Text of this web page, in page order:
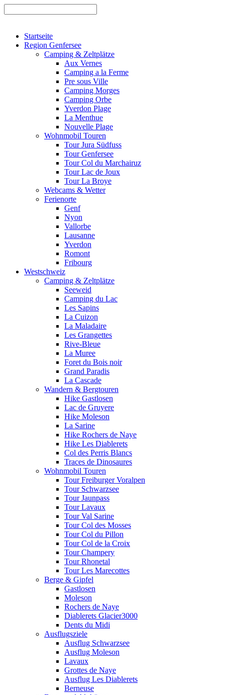
Startseite
Region Genfersee
Camping & Zeltplätze
Aux Vernes
Camping a la Ferme
Pre sous Ville
Camping Morges
Camping Orbe
Yverdon Plage
La Menthue
Nouvelle Plage
Wohnmobil Touren
Tour Jura Südfuss
Tour Genfersee
Tour Col du Marchairuz
Tour Lac de Joux
Tour La Broye
Webcams & Wetter
Ferienorte
Genf
Nyon
Vallorbe
Lausanne
Yverdon
Romont
Fribourg
Westschweiz
Camping & Zeltplätze
Seeweid
Camping du Lac
Les Sapins
La Cuizon
La Maladaire
Les Grangettes
Rive-Bleue
La Muree
Foret du Bois noir
Grand Paradis
La Cascade
Wandern & Bergtouren
Hike Gastlosen
Lac de Gruyere
Hike Moleson
La Sarine
Hike Rochers de Naye
Hike Les Diablerets
Col des Perris Blancs
Traces de Dinosaures
Wohnmobil Touren
Tour Freiburger Voralpen
Tour Schwarzsee
Tour Jaunpass
Tour Lavaux
Tour Val Sarine
Tour Col des Mosses
Tour Col du Pillon
Tour Col de la Croix
Tour Champery
Tour Rhonetal
Tour Les Marecottes
Berge & Gipfel
Gastlosen
Moleson
Rochers de Naye
Diablerets Glacier3000
Dents du Midi
Ausflugsziele
Ausflug Schwarzsee
Ausflug Moleson
Lavaux
Grottes de Naye
Ausflug Les Diablerets
Berneuse